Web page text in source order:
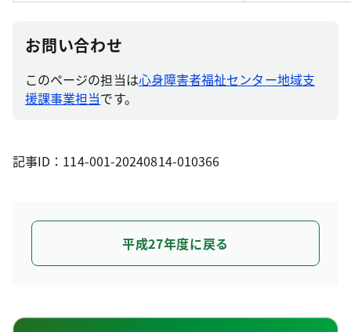
お問い合わせ
このページの担当は心身障害者福祉センター地域支
援課事業担当です。
記事ID：114-001-20240814-010366
平成27年度に戻る